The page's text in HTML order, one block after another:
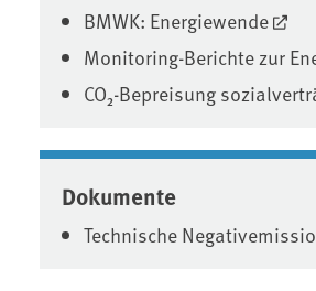
BMWK: Energiewende
Monitoring-Berichte zur
CO₂-Bepreisung
Dokumente
Technische